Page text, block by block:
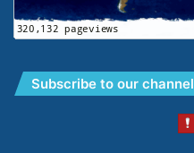
Subscribe to our channel